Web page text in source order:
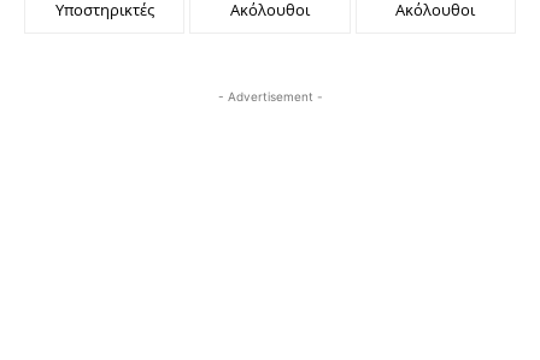
Υποστηρικτές Ακόλουθοι Ακόλουθοι
- Advertisement -